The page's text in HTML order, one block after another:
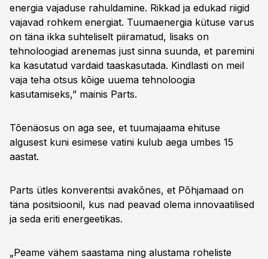
energia vajaduse rahuldamine. Rikkad ja edukad riigid
vajavad rohkem energiat. Tuumaenergia kütuse varus
on täna ikka suhteliselt piiramatud, lisaks on
tehnoloogiad arenemas just sinna suunda, et paremini
ka kasutatud vardaid taaskasutada. Kindlasti on meil
vaja teha otsus kõige uuema tehnoloogia
kasutamiseks,” mainis Parts.
Tõenäosus on aga see, et tuumajaama ehituse
algusest kuni esimese vatini kulub aega umbes 15
aastat.
Parts ütles konverentsi avakõnes, et Põhjamaad on
täna positsioonil, kus nad peavad olema innovaatilised
ja seda eriti energeetikas.
„Peame vähem saastama ning alustama roheliste